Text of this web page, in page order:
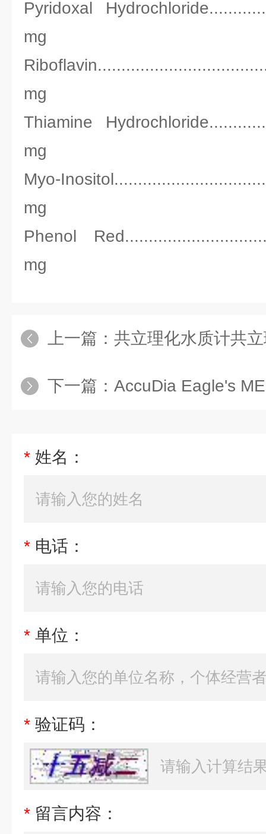
Pyridoxal
mg
mg
Thiamine
mg
Myo-
mg
Phenol
mg
上一篇： 共立理化水质计共立
下一篇： AccuDia Eagle's
* 姓名：
* 电话：
* 单位：
* 验证码：
* 留言内容：